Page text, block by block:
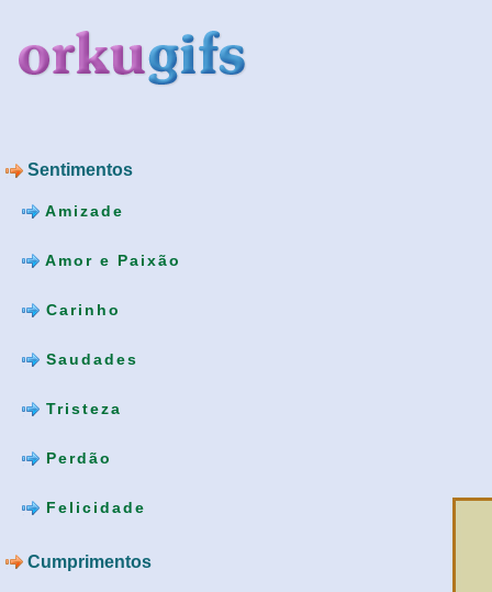
Sentimentos
Amizade
Amor e Paixão
Carinho
Saudades
Tristeza
Perdão
Felicidade
Cumprimentos